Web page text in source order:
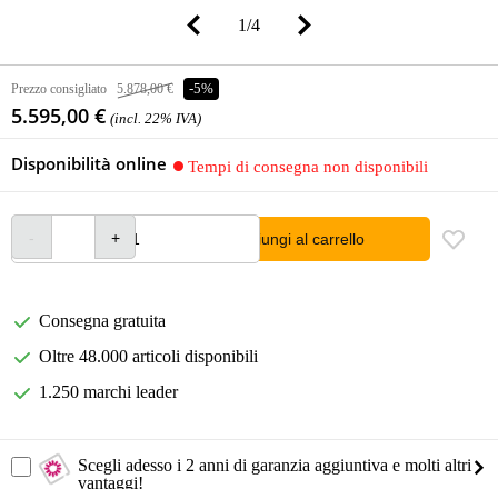
1/4
Prezzo consigliato 5.878,00 € -5%
5.595,00 € (incl. 22% IVA)
Disponibilità online Tempi di consegna non disponibili
Aggiungi al carrello
Consegna gratuita
Oltre 48.000 articoli disponibili
1.250 marchi leader
Scegli adesso i 2 anni di garanzia aggiuntiva e molti altri
vantaggi!